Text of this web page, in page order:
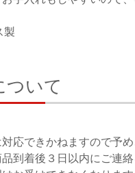
製
ついて
応できかねますので予め
到着後３日以内にご連絡